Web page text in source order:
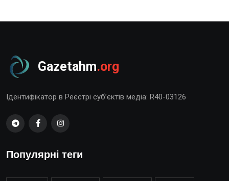
Gazetahm.org
Ідентифікатор в Реєстрі суб’єктів медіа: R40-03126
Популярні теги